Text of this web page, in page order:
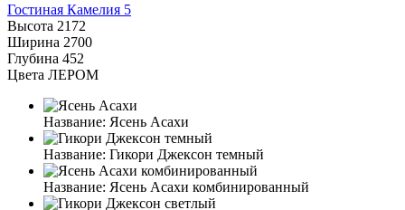
Гостиная Камелия 5
Высота 2172
Ширина 2700
Глубина 452
Цвета ЛЕРОМ
Название: Ясень Асахи
Название: Гикори Джексон темный
Название: Ясень Асахи комбинированный